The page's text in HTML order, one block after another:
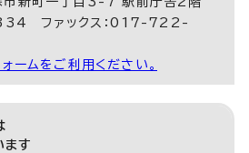
ファックス：017-722-
ームをご利用ください。
ます